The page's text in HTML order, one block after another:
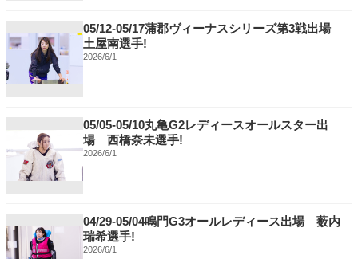
05/12-05/17蒲郡ヴィーナスシリーズ第3戦出場
土屋南選手!
2026/6/1
05/05-05/10丸亀G2レディースオールスター出
場 西橋奈未選手!
2026/6/1
04/29-05/04鳴門G3オールレディース出場 薮内
瑞希選手!
2026/6/1